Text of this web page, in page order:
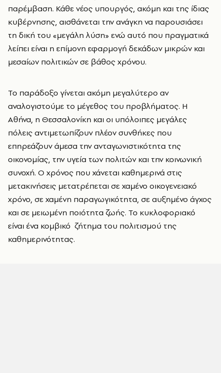
παρέμβαση. Κάθε νέος υπουργός, ακόμη και της ίδιας
κυβέρνησης, αισθάνεται την ανάγκη να παρουσιάσει
τη δική του «μεγάλη λύση» ενώ αυτό που πραγματικά
λείπει είναι η επίμονη εφαρμογή δεκάδων μικρών και
μεσαίων πολιτικών σε βάθος χρόνου.
Το παράδοξο γίνεται ακόμη μεγαλύτερο αν
αναλογιστούμε το μέγεθος του προβλήματος. Η
Αθήνα, η Θεσσαλονίκη και οι υπόλοιπες μεγάλες
πόλεις αντιμετωπίζουν πλέον συνθήκες που
επηρεάζουν άμεσα την ανταγωνιστικότητα της
οικονομίας, την υγεία των πολιτών και την κοινωνική
συνοχή. Ο χρόνος που χάνεται καθημερινά στις
μετακινήσεις μετατρέπεται σε χαμένο οικογενειακό
χρόνο, σε χαμένη παραγωγικότητα, σε αυξημένο άγχος
και σε μειωμένη ποιότητα ζωής. Το κυκλοφοριακό
είναι ένα κομβικό ζήτημα του πολιτισμού της
καθημερινότητας.